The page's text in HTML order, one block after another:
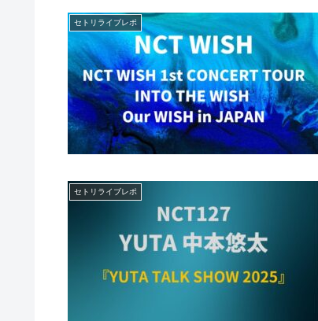
セトリライブレポ
セトリライブレポ